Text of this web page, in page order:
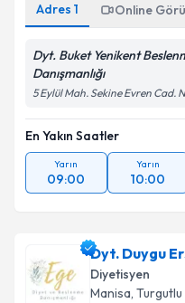
Adres 1 Online
Dyt. Buket Yenikent
Danışmanlığı
5 Eylül Mah. Sekine Evren Cad.
En Yakın Saatler
Yarın
09:00
Yarın
10:00
Dyt. Duygu
Diyetisyen
Manisa, Turgutlu